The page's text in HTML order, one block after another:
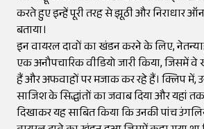
करते हुए इन्हें पूरी तरह से झूठी और निराधार
बताया।
इन वायरल दावों का खंडन करने के लिए,
एक अनौपचारिक वीडियो जारी किया, जिसमें
हैं और अफवाहों पर मजाक कर रहे हैं। क्लिप में,
साजिश के सिद्धांतों का जवाब दिया और यहां
दिखाकर यह साबित किया कि उनकी पांच